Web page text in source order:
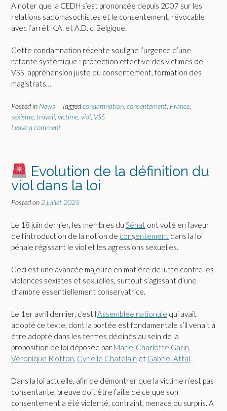
A noter que la CEDH s’est prononcée depuis 2007 sur les
relations sadomasochistes et le consentement, révocable
avec l’arrêt K.A. et A.D. c. Belgique.
Cette condamnation récente souligne l’urgence d’une
refonte systémique : protection effective des victimes de
VSS, appréhension juste du consentement, formation des
magistrats…
Posted in News Taggedcondamnation consentement France
sexisme travail victime viol VSS
Leave a comment
Evolution de la définition du
viol dans la loi
Posted on 2 juillet 2025
Le 18 juin dernier, les membres du Sénat ont voté en faveur
de l’introduction de la notion de consentement dans la loi
pénale régissant le viol et les agressions sexuelles.
Ceci est une avancée majeure en matière de lutte contre les
violences sexistes et sexuelles, surtout s’agissant d’une
chambre essentiellement conservatrice.
Le 1er avril dernier, c’est l’Assemblée nationale qui avait
adopté ce texte, dont la portée est fondamentale s’il venait à
être adopté dans les termes déclinés au sein de la
proposition de loi déposée par Marie-Charlotte Garin
Véronique Riotton Cyrielle Chatelain et Gabriel Attal
Dans la loi actuelle, afin de démontrer que la victime n’est pas
consentante, preuve doit être faite de ce que son
consentement a été violenté, contraint, menacé ou surpris. A